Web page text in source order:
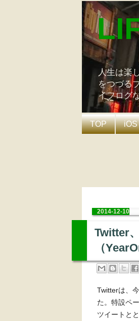
人生は楽
をつづる
イフログ
TOP iOS
2014-12-10
Twitter
（
Twitterは、
た。特設ペ
ツイートと